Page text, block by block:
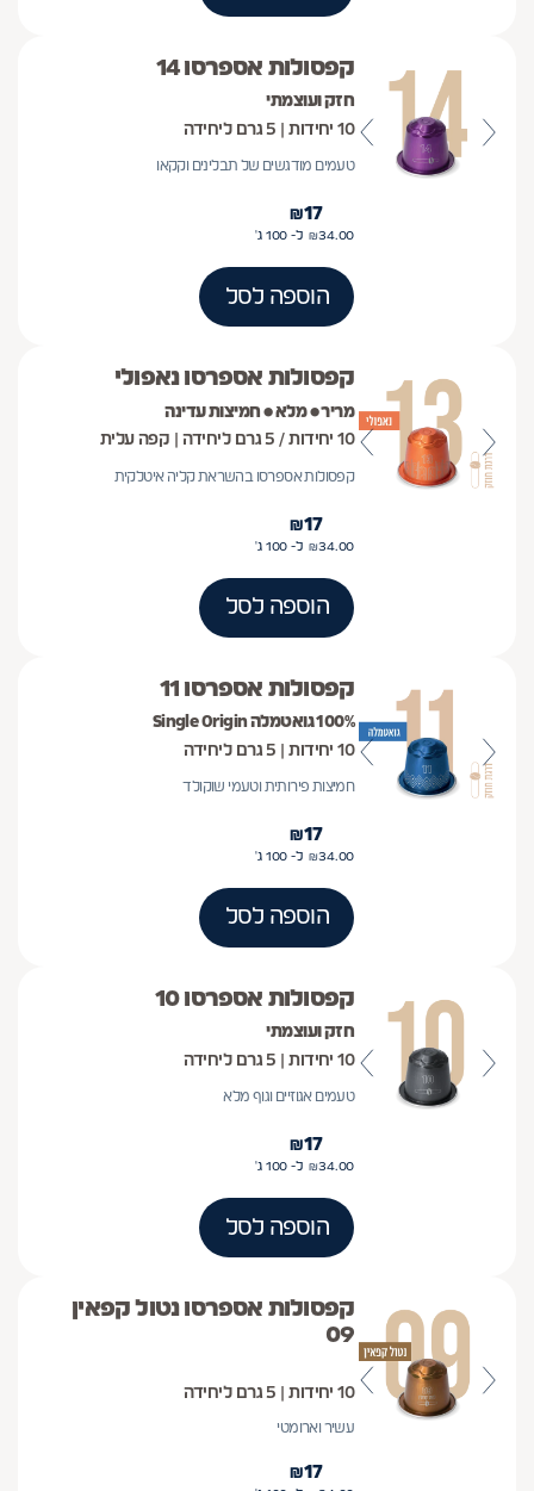
קפסולות אספרסו 14
חזק ועוצמתי
10 יחידות | 5 גרם ליחידה
טעמים מודגשים של תבלינים וקקאו
17
₪
34.00
₪ ל- 100 ג'
הוספה לסל
קפסולות אספרסו נאפולי
מריר • מלא • חמיצות עדינה
10 יחידות / 5 גרם ליחידה | קפה עלית
קפסולות אספרסו בהשראת קליה איטלקית
17
₪
34.00
₪ ל- 100 ג'
הוספה לסל
קפסולות אספרסו 11
100% גואטמלה Single Origin
10 יחידות | 5 גרם ליחידה
חמיצות פירותית וטעמי שוקולד
17
₪
34.00
₪ ל- 100 ג'
הוספה לסל
קפסולות אספרסו 10
חזק ועוצמתי
10 יחידות | 5 גרם ליחידה
טעמים אגוזיים וגוף מלא
17
₪
34.00
₪ ל- 100 ג'
הוספה לסל
קפסולות אספרסו נטול קפאין
09
10 יחידות | 5 גרם ליחידה
עשיר וארומטי
17
₪